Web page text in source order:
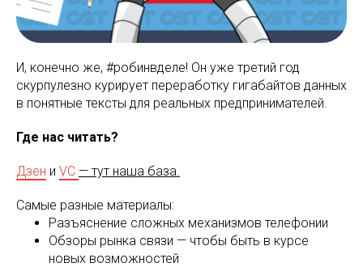
И, конечно же, #робинвделе! Он уже третий год
скурпулезно курирует переработку гигабайтов данных
в понятные тексты для реальных предпринимателей.
Где нас читать?
Дзен и VC — тут наша база.
Самые разные материалы:
Разъяснение сложных механизмов телефонии
Обзоры рынка связи — чтобы быть в курсе
новых возможностей